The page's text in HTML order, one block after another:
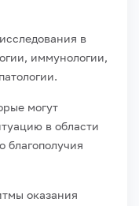
в
иммунологии,
могут
в области
благополучия
оказания